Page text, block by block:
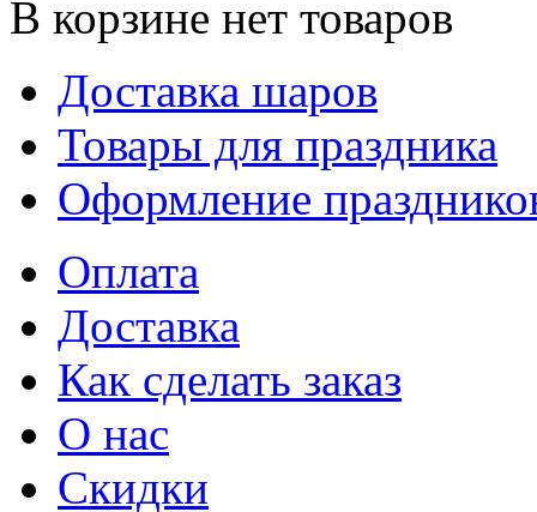
В корзине нет товаров
Доставка шаров
Товары для праздника
Оформление
Оплата
Доставка
Как сделать заказ
О нас
Скидки